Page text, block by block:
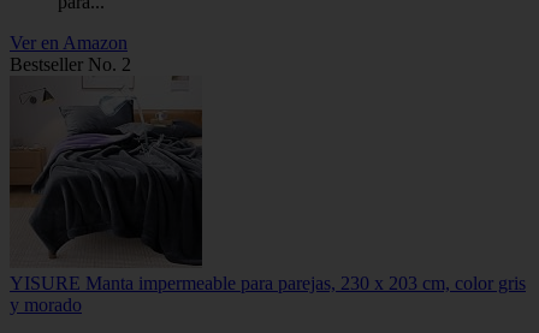
Ver en Amazon
Bestseller No. 2
YISURE Manta impermeable para parejas, 230 x 203 cm, color gris
y morado